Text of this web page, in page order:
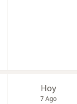
Hoy
7 Ago